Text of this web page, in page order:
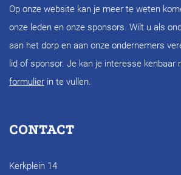
Op onze website kan je meer te weten
onze leden en onze sponsors. Wilt u als
aan het dorp en aan onze ondernemers
lid of sponsor. Je kan je interesse kenbaar
formulier in te vullen.
CONTACT
Kerkplein 14